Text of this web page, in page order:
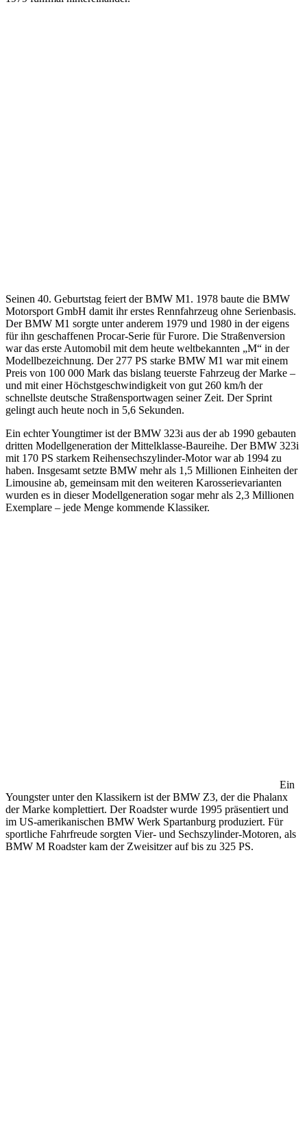
Seinen 40. Geburtstag feiert der BMW M1. 1978 baute die BMW
Motorsport GmbH damit ihr erstes Rennfahrzeug ohne Serienbasis.
Der BMW M1 sorgte unter anderem 1979 und 1980 in der eigens
für ihn geschaffenen Procar-Serie für Furore. Die Straßenversion
war das erste Automobil mit dem heute weltbekannten „M“ in der
Modellbezeichnung. Der 277 PS starke BMW M1 war mit einem
Preis von 100 000 Mark das bislang teuerste Fahrzeug der Marke –
und mit einer Höchstgeschwindigkeit von gut 260 km/h der
schnellste deutsche Straßensportwagen seiner Zeit. Der Sprint
gelingt auch heute noch in 5,6 Sekunden.
Ein echter Youngtimer ist der BMW 323i aus der ab 1990 gebauten
dritten Modellgeneration der Mittelklasse-Baureihe. Der BMW 323i
mit 170 PS starkem Reihensechszylinder-Motor war ab 1994 zu
haben. Insgesamt setzte BMW mehr als 1,5 Millionen Einheiten der
Limousine ab, gemeinsam mit den weiteren Karosserievarianten
wurden es in dieser Modellgeneration sogar mehr als 2,3 Millionen
Exemplare – jede Menge kommende Klassiker.
Ein
Youngster unter den Klassikern ist der BMW Z3, der die Phalanx
der Marke komplettiert. Der Roadster wurde 1995 präsentiert und
im US-amerikanischen BMW Werk Spartanburg produziert. Für
sportliche Fahrfreude sorgten Vier- und Sechszylinder-Motoren, als
BMW M Roadster kam der Zweisitzer auf bis zu 325 PS.